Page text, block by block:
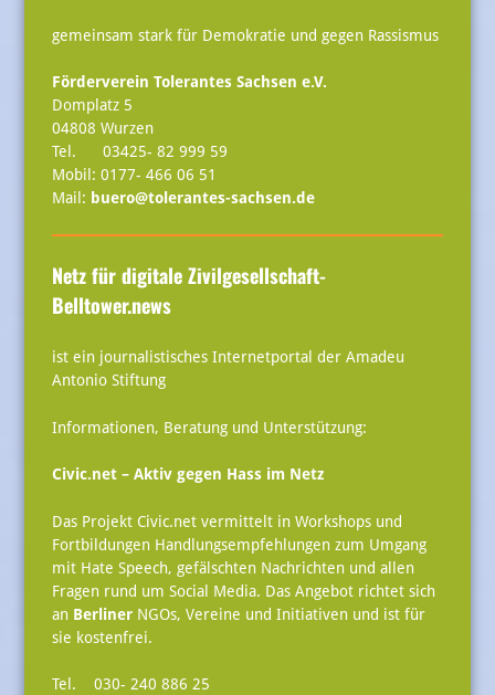
gemeinsam stark für Demokratie und gegen Rassismus
Förderverein Tolerantes Sachsen e.V.
Domplatz 5
04808 Wurzen
Tel. 03425- 82 999 59
Mobil: 0177- 466 06 51
Mail: buero@tolerantes-sachsen.de
Netzfür digitale Zivilgesellschaft-
Belltower.news
ist ein journalistisches Internetportal der Amadeu
Antonio Stiftung
Informationen, Beratung und Unterstützung:
Civic.net – Aktiv gegen Hass im Netz
Das Projekt Civic.net vermittelt in Workshops und
Fortbildungen Handlungsempfehlungen zum Umgang
mit Hate Speech, gefälschten Nachrichten und allen
Fragen rund um Social Media. Das Angebot richtet sich
an BerlinerNGOs, Vereine und Initiativen und ist für
sie kostenfrei.
Tel. 030- 240 886 25